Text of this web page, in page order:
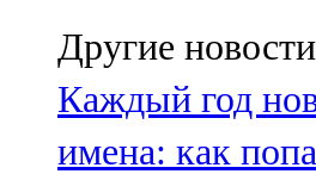
Другие новости
Каждый год
имена: как